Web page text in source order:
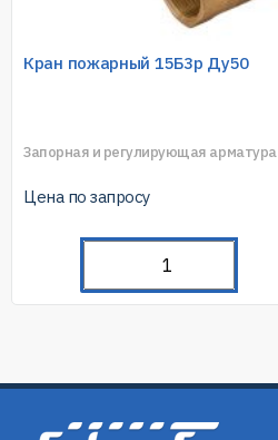
Кран пожарный 15Б3р Ду50
Запорная и регулирующая арматура
Цена по запросу